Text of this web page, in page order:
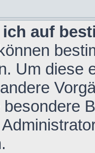
ich auf
Um diese